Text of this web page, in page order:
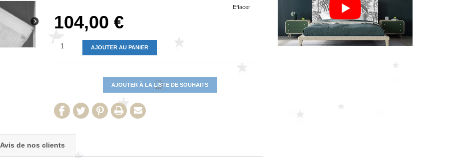
Effacer
104,00€
AJOUTER AU PANIER
AJOUTER À LA LISTE DE SOUHAITS
Avis de nos clients